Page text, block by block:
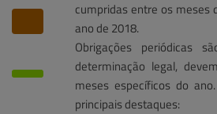
cumpridas entre os meses
ano de 2018.
Obrigações periódicas
determinação legal,
meses específicos do
principais destaques: